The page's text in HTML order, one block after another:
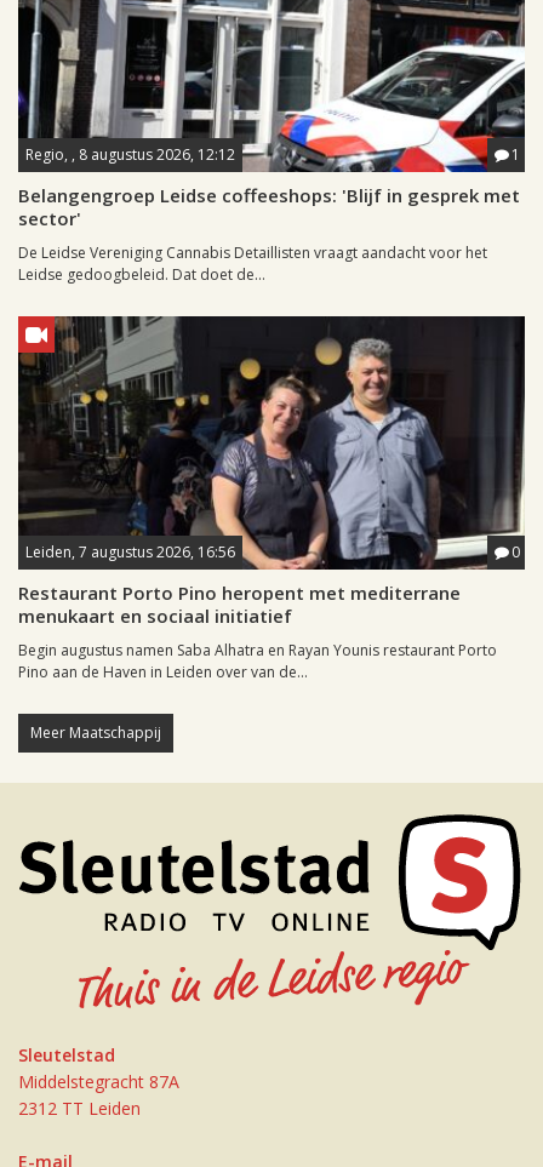
Regio, , 8 augustus 2026, 12:12 1
Belangengroep Leidse coffeeshops: 'Blijf in gesprek met
sector'
De Leidse Vereniging Cannabis Detaillisten vraagt aandacht voor het
Leidse gedoogbeleid. Dat doet de...
Leiden, 7 augustus 2026, 16:56 0
Restaurant Porto Pino heropent met mediterrane
menukaart en sociaal initiatief
Begin augustus namen Saba Alhatra en Rayan Younis restaurant Porto
Pino aan de Haven in Leiden over van de...
Meer Maatschappij
Sleutelstad
Middelstegracht 87A
2312 TT Leiden
E-mail